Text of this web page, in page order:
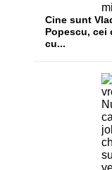
Cine sunt
Popescu, cei
cu...